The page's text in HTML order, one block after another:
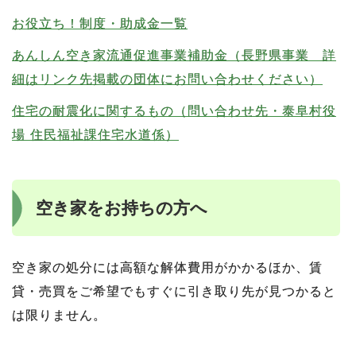
お役立ち！制度・助成金一覧
あんしん空き家流通促進事業補助金（長野県事業 詳
細はリンク先掲載の団体にお問い合わせください）
住宅の耐震化に関するもの （問い合わせ先・泰阜村役
場 住民福祉課住宅水道係）
空き家をお持ちの方へ
空き家の処分には高額な解体費用がかかるほか、賃
貸・売買をご希望でもすぐに引き取り先が見つかると
は限りません。